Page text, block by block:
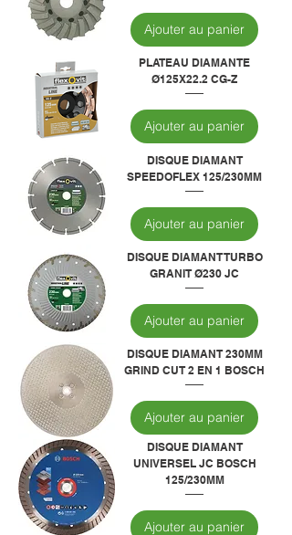
Ajouter au panier
PLATEAU DIAMANTE
Ø125X22.2 CG-Z
Ajouter au panier
DISQUE DIAMANT
SPEEDOFLEX 125/230MM
Ajouter au panier
DISQUE DIAMANT TURBO
GRANIT Ø230 JC
Ajouter au panier
DISQUE DIAMANT 230MM
GRIND CUT 2 EN 1 BOSCH
Ajouter au panier
DISQUE DIAMANT
UNIVERSEL JC BOSCH
125/230MM
Ajouter au panier